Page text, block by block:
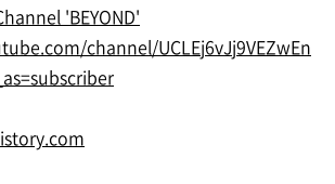
'BEYOND'
channel/UCLEj6vJj9VEZwEn